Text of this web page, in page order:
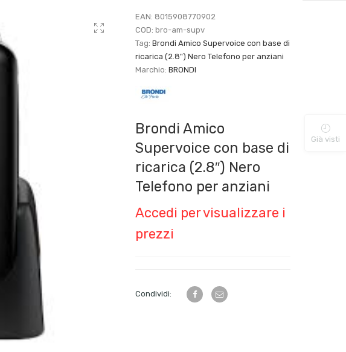
EAN: 8015908770902
COD:bro-am-supv
Tag:Brondi Amico Supervoice con base di
ricarica (2.8") Nero Telefono per anziani
Marchio:BRONDI
Brondi Amico
Supervoice con base di
ricarica (2.8″) Nero
Telefono per anziani
Accedi per visualizzare i
prezzi
Condividi:
Già visti